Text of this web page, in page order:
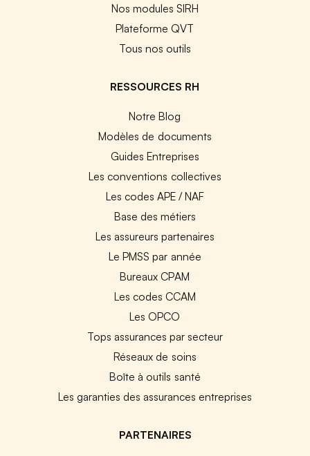
Nos modules SIRH
Plateforme QVT
Tous nos outils
RESSOURCES RH
Notre Blog
Modèles de documents
Guides Entreprises
Les conventions collectives
Les codes APE / NAF
Base des métiers
Les assureurs partenaires
Le PMSS par année
Bureaux CPAM
Les codes CCAM
Les OPCO
Tops assurances par secteur
Réseaux de soins
Boîte à outils santé
Les garanties des assurances entreprises
PARTENAIRES